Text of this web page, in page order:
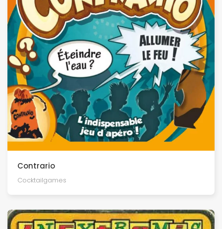
Contrario
Cocktailgames